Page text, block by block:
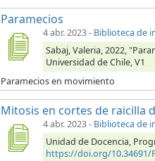
Paramecios
4 abr. 2023- Biblioteca de
Sabaj, Valeria, 2022,
Universidad de Chile, V1
Paramecios en movimiento
Mitosis en cortes de raicilla
4 abr. 2023- Biblioteca de
Unidad de Docencia,
https://doi.org/10.34691/